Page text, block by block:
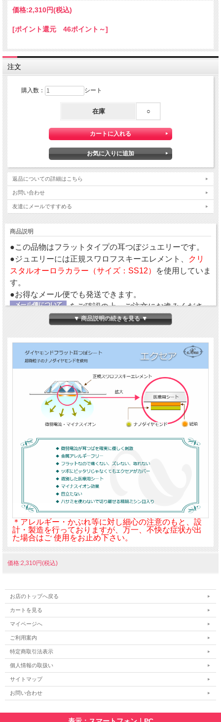
価格:2,310円(税込)
[ポイント還元 46ポイント～]
注文
購入数： シート
在庫 ○
返品についての詳細はこちら
お問い合わせ
友達にメールですすめる
商品説明
●この品物はフラットタイプの耳つぼジュエリーです。
●ジュエリーには正規スワロフスキーエレメント、
クリ
スタルオーロラカラー（サイズ：SS12）
を使用していま
す。
●お得なメール便でも発送できます。
をご確認の上、ご注文にお進みくださ
い。
【ダイヤモンドの微弱電流】
エクセアは、肌に触れた瞬間から微弱電流を流し始め耳
つぼを優しく刺激するフラットタイプの耳つぼシートで
す。耳つぼに直接あたるパッド部分に、電位（電圧）を
持った特別なナノダイヤモンドを使用しています。
【金属アレルギーフリー＆クリーン】
鉱物であるダイヤモンド（ナノダイヤモンド）には、金
属や、身体に悪影響を及ぼす成分が含まれていません。
エクセアについては、『耳つぼシート エクセア』
詳しくご紹介していますので、ご参照ください。
▼ 商品説明の続きを見る ▼
＊アレルギー・かぶれ等に対し細心の注意のもと、設
計・製造を行っておりますが、万一、不快な症状が出
た場合はご 使用をお止め下さい。
価格:2,310円(税込)
お店のトップへ戻る
カートを見る
マイページへ
ご利用案内
特定商取引法表示
個人情報の取扱い
サイトマップ
お問い合わせ